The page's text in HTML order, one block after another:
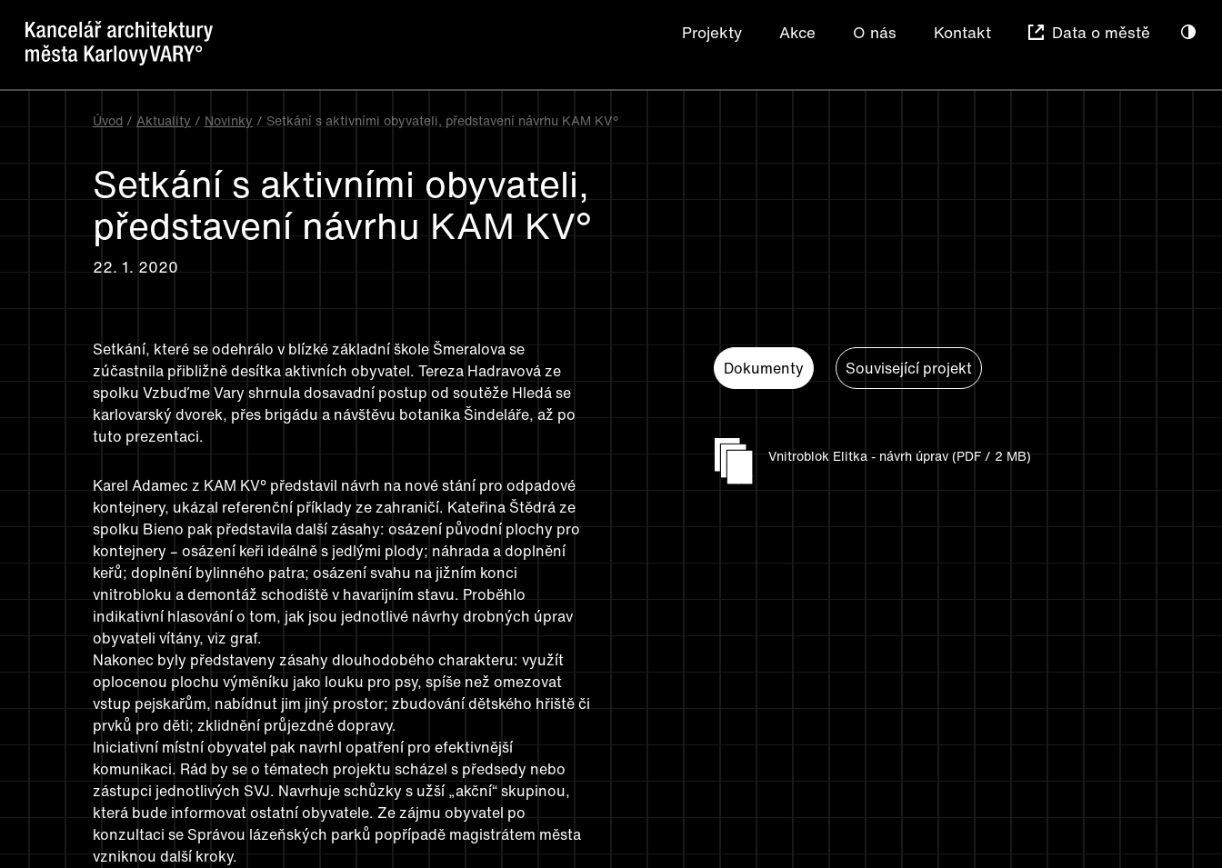
Projekty Akce O nás Kontakt Data o městě
Úvod/ Aktuality / Novinky / Setkání s aktivními obyvateli, představení návrhu KAM KV°
Setkání s aktivními obyvateli,
představení návrhu KAM KV°
22. 1. 2020
Setkání, které se odehrálo v blízké základní škole Šmeralova se
zúčastnila přibližně desítka aktivních obyvatel. Tereza Hadravová ze
spolku Vzbuďme Vary shrnula dosavadní postup od soutěže Hledá se
karlovarský dvorek, přes brigádu a návštěvu botanika Šindeláře, až po
tuto prezentaci.
Karel Adamec z KAM KV° představil návrh na nové stání pro odpadové
kontejnery, ukázal referenční příklady ze zahraničí. Kateřina Štědrá ze
spolku Bieno pak představila další zásahy: osázení původní plochy pro
kontejnery – osázení keři ideálně s jedlými plody; náhrada a doplnění
keřů; doplnění bylinného patra; osázení svahu na jižním konci
vnitrobloku a demontáž schodiště v havarijním stavu. Proběhlo
indikativní hlasování o tom, jak jsou jednotlivé návrhy drobných úprav
obyvateli vítány, viz graf.
Nakonec byly představeny zásahy dlouhodobého charakteru: využít
oplocenou plochu výměníku jako louku pro psy, spíše než omezovat
vstup pejskařům, nabídnut jim jiný prostor; zbudování dětského hřiště či
prvků pro děti; zklidnění průjezdné dopravy.
Iniciativní místní obyvatel pak navrhl opatření pro efektivnější
komunikaci. Rád by se o tématech projektu scházel s předsedy nebo
zástupci jednotlivých SVJ. Navrhuje schůzky s užší „akční“ skupinou,
která bude informovat ostatní obyvatele. Ze zájmu obyvatel po
konzultaci se Správou lázeňských parků popřípadě magistrátem města
vzniknou další kroky.
Dokumenty Související projekt
Vnitroblok Elitka - návrh úprav (PDF / 2 MB)